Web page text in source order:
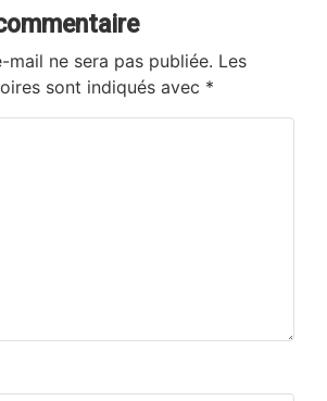
mail ne sera pas publiée. Les
sont indiqués avec *